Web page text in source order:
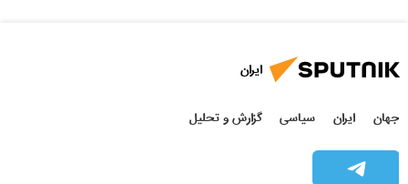
ایران
جهان ایران سیاسی گزارش و تحلیل